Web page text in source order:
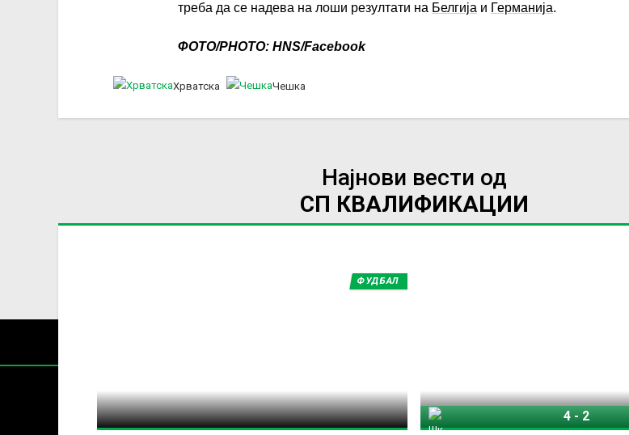
треба да се надева на лоши резултати на Белгија и Германија.
ФОТО/PHOTO: HNS/Facebook
Хрватска Чешка
Најнови вести од
СП КВАЛИФИКАЦИИ
ФУДБАЛ
4-2
© 2016-2026 Gol.mk
Сите права задржани